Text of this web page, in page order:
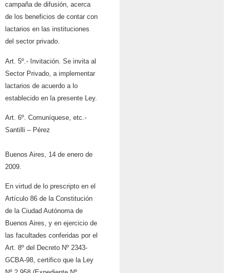
campaña de difusión, acerca
de los beneficios de contar con
lactarios en las instituciones
del sector privado.
Art. 5º.- Invitación. Se invita al
Sector Privado, a implementar
lactarios de acuerdo a lo
establecido en la presente Ley.
Art. 6º. Comuníquese, etc.-
Santilli – Pérez
Buenos Aires, 14 de enero de
2009.
En virtud de lo prescripto en el
Artículo 86 de la Constitución
de la Ciudad Autónoma de
Buenos Aires, y en ejercicio de
las facultades conferidas por el
Art. 8º del Decreto Nº 2343-
GCBA-98, certifico que la Ley